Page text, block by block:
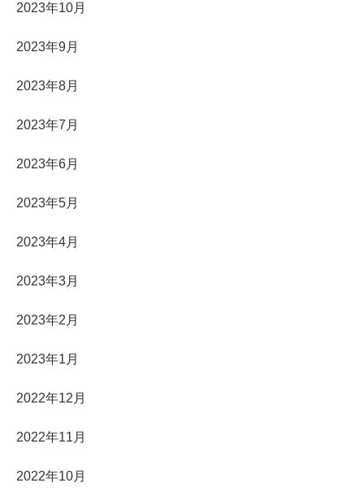
2023年10月
2023年9月
2023年8月
2023年7月
2023年6月
2023年5月
2023年4月
2023年3月
2023年2月
2023年1月
2022年12月
2022年11月
2022年10月